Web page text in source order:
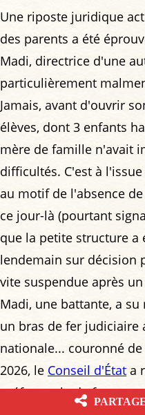
Une riposte juridique
des parents a été
Madi, directrice d'une
particulièrement
Jamais, avant d'ouvrir
élèves, dont 3 enfants
mère de famille n'avait
difficultés. C'est à
au motif de l'absence
ce jour-là (pourtant
que la petite structure a
lendemain sur décision
vite suspendue après
Madi, une battante, a
un bras de fer judiciaire
nationale... couronné
2026, le Conseil d'État a
préfectorale de